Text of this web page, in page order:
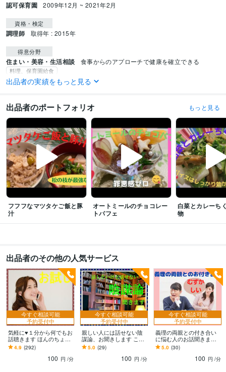
認可保育園 2009年12月 ~ 2021年2月
資格・検定
調理師 取得年 : 2015年
得意分野
住まい・美容・生活相談 食事からのアプローチで健康を確立できる
料理、保育園給食
学歴
出品者の実績をもっと見る
出品者のポートフォリオ もっと見る
フフフなマツタケご飯と豚
汁
オートミールのチョコレー
トパフェ
白菜とカレーち
物
出品者のその他の人気サービス
今すぐ相談可能
予約受付中
気軽に♥１分から何でもお
話聴きます ほんのちょっ
とだけ話したい方はお気
軽にお電話ください＾＾
4.9 (292)
100 円 /分
今すぐ相談可能
予約受付中
親しい人には話せない陰
謀論、お聞きします こん
な話をすると周りから白
い目で見られる でも話
5.0 (29)
100 円 /分
今すぐ相談可能
予約受付中
義理の両親との付き合い
に悩む人のお話聞きます
義理だけど家族。付き合
いの距離感を取るのが難
5.0 (30)
100 円 /分